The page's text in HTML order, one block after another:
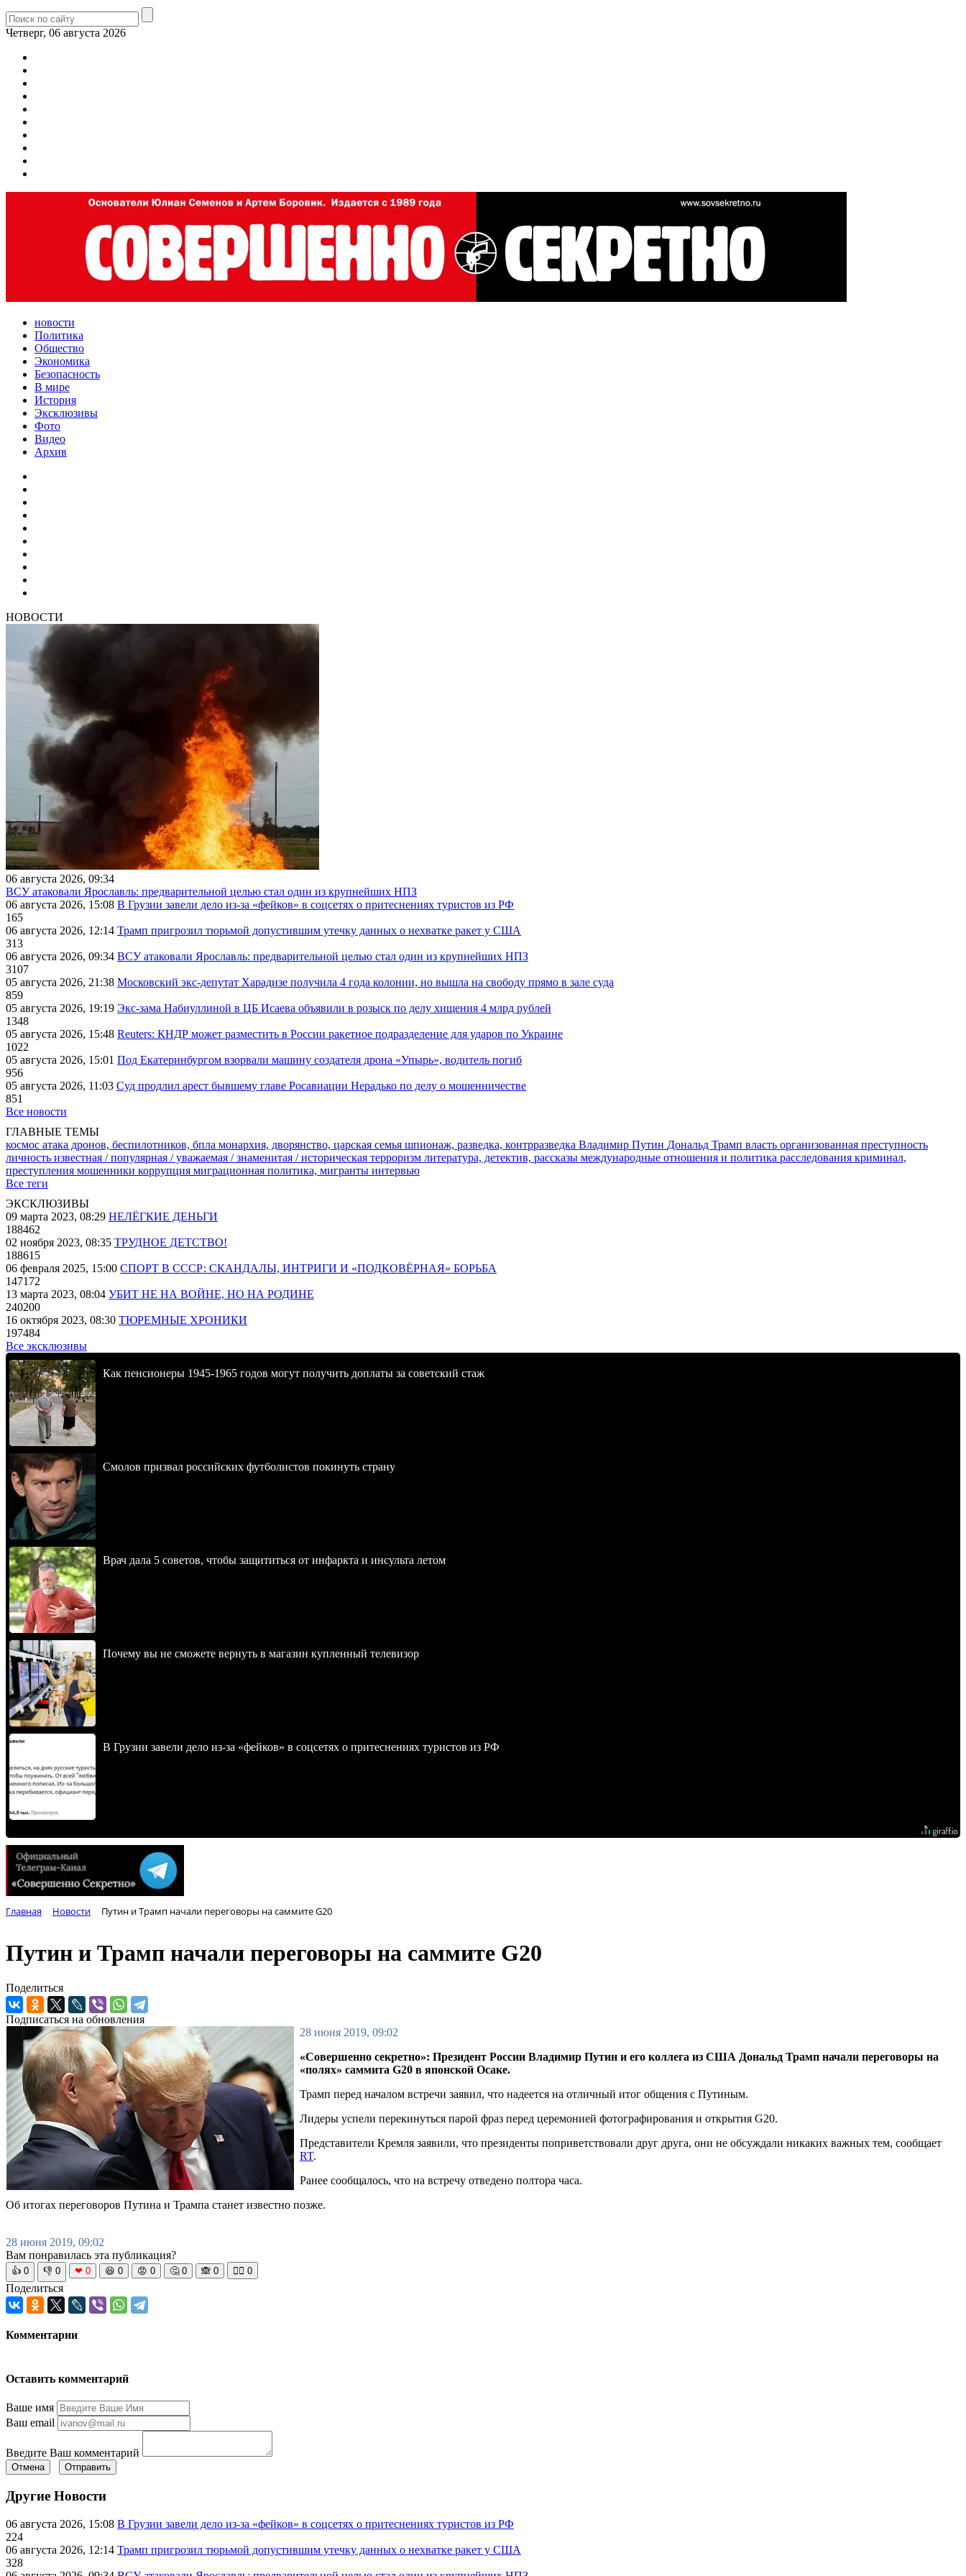
Четверг, 06 августа 2026
новости
Политика
Общество
Экономика
Безопасность
В мире
История
Эксклюзивы
Фото
Видео
Архив
НОВОСТИ
06 августа 2026, 09:34
ВСУ атаковали Ярославль: предварительной целью стал один из крупнейших НПЗ
06 августа 2026, 15:08 В Грузии завели дело из-за «фейков» в соцсетях о притеснениях туристов из РФ
165
06 августа 2026, 12:14 Трамп пригрозил тюрьмой допустившим утечку данных о нехватке ракет у США
313
06 августа 2026, 09:34 ВСУ атаковали Ярославль: предварительной целью стал один из крупнейших НПЗ
3107
05 августа 2026, 21:38 Московский экс-депутат Харадизе получила 4 года колонии, но вышла на свободу прямо в зале суда
859
05 августа 2026, 19:19 Экс-зама Набиуллиной в ЦБ Исаева объявили в розыск по делу хищения 4 млрд рублей
1348
05 августа 2026, 15:48 Reuters: КНДР может разместить в России ракетное подразделение для ударов по Украине
1022
05 августа 2026, 15:01 Под Екатеринбургом взорвали машину создателя дрона «Упырь», водитель погиб
956
05 августа 2026, 11:03 Суд продлил арест бывшему главе Росавиации Нерадько по делу о мошенничестве
851
Все новости
ГЛАВНЫЕ ТЕМЫ
космос атака дронов, беспилотников, бпла монархия, дворянство, царская семья шпионаж, разведка, контрразведка Владимир Путин Дональд Трамп власть организованная преступность
личность известная / популярная / уважаемая / знаменитая / историческая терроризм литература, детектив, рассказы международные отношения и политика расследования криминал,
преступления мошенники коррупция миграционная политика, мигранты интервью
Все теги
ЭКСКЛЮЗИВЫ
09 марта 2023, 08:29 НЕЛЁГКИЕ ДЕНЬГИ
188462
02 ноября 2023, 08:35 ТРУДНОЕ ДЕТСТВО!
188615
06 февраля 2025, 15:00 СПОРТ В СССР: СКАНДАЛЫ, ИНТРИГИ И «ПОДКОВЁРНАЯ» БОРЬБА
147172
13 марта 2023, 08:04 УБИТ НЕ НА ВОЙНЕ, НО НА РОДИНЕ
240200
16 октября 2023, 08:30 ТЮРЕМНЫЕ ХРОНИКИ
197484
Все эксклюзивы
Как пенсионеры 1945-1965 годов могут получить доплаты за советский стаж
Смолов призвал российских футболистов покинуть страну
Врач дала 5 советов, чтобы защититься от инфаркта и инсульта летом
Почему вы не сможете вернуть в магазин купленный телевизор
В Грузии завели дело из-за «фейков» в соцсетях о притеснениях туристов из РФ
Главная Новости Путин и Трамп начали переговоры на саммите G20
Путин и Трамп начали переговоры на саммите G20
Поделиться
Подписаться на обновления
28 июня 2019, 09:02
«Совершенно секретно»: Президент России Владимир Путин и его коллега из США Дональд Трамп начали переговоры на
«полях» саммита G20 в японской Осаке.
Трамп перед началом встречи заявил, что надеется на отличный итог общения с Путиным.
Лидеры успели перекинуться парой фраз перед церемонией фотографирования и открытия G20.
Представители Кремля заявили, что президенты поприветствовали друг друга, они не обсуждали никаких важных тем, сообщает
RT.
Ранее сообщалось, что на встречу отведено полтора часа.
Об итогах переговоров Путина и Трампа станет известно позже.
28 июня 2019, 09:02
Вам понравилась эта публикация?
👍 0 👎 0 ❤ 0 😆 0 😡 0 🤔 0 🙈 0 🧘‍♀️ 0
Поделиться
Комментарии
Оставить комментарий
Ваше имя
Ваш email
Введите Ваш комментарий
Отмена Отправить
Другие Новости
06 августа 2026, 15:08 В Грузии завели дело из-за «фейков» в соцсетях о притеснениях туристов из РФ
224
06 августа 2026, 12:14 Трамп пригрозил тюрьмой допустившим утечку данных о нехватке ракет у США
328